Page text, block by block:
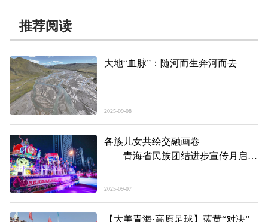
推荐阅读
大地“血脉”：随河而生奔河而去
2025-09-08
各族儿女共绘交融画卷
——青海省民族团结进步宣传月启动
融专场演出侧记
2025-09-07
【大美青海·高原足球】蓝黄“对决”